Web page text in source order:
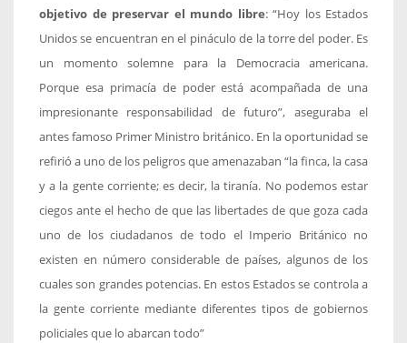
objetivo de preservar el mundo libre: “Hoy los Estados
Unidos se encuentran en el pináculo de la torre del poder. Es
un momento solemne para la Democracia americana.
Porque esa primacía de poder está acompañada de una
impresionante responsabilidad de futuro”, aseguraba el
antes famoso Primer Ministro británico. En la oportunidad se
refirió a uno de los peligros que amenazaban “la finca, la casa
y a la gente corriente; es decir, la tiranía. No podemos estar
ciegos ante el hecho de que las libertades de que goza cada
uno de los ciudadanos de todo el Imperio Británico no
existen en número considerable de países, algunos de los
cuales son grandes potencias. En estos Estados se controla a
la gente corriente mediante diferentes tipos de gobiernos
policiales que lo abarcan todo”